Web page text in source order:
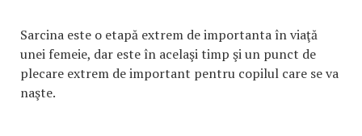
Sarcina este o etapă extrem de importanta în viaţă
unei femeie, dar este în acelaşi timp şi un punct de
plecare extrem de important pentru copilul care se va
naşte.